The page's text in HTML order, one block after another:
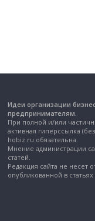
Идеи организации
предпринимателям.
При полной и/или
активная гиперссылка
hobiz.ru обязательна.
Мнение администрации
статей.
Редакция сайта не несет
опубликованной в статьях